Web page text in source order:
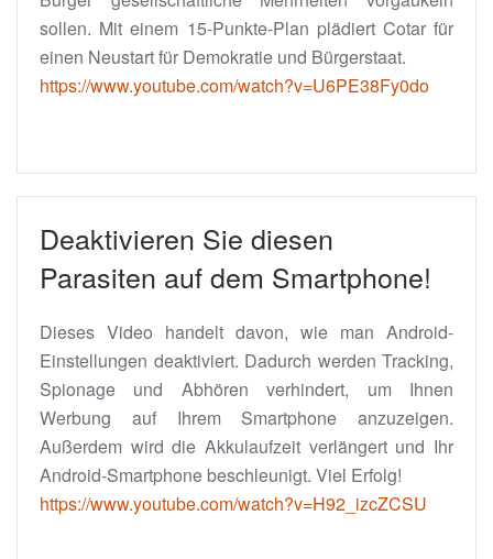
sollen. Mit einem 15-Punkte-Plan plädiert Cotar für
einen Neustart für Demokratie und Bürgerstaat.
https://www.youtube.com/watch?v=U6PE38Fy0do
Deaktivieren Sie diesen
Parasiten auf dem Smartphone!
Dieses Video handelt davon, wie man Android-
Einstellungen deaktiviert. Dadurch werden Tracking,
Spionage und Abhören verhindert, um Ihnen
Werbung auf Ihrem Smartphone anzuzeigen.
Außerdem wird die Akkulaufzeit verlängert und Ihr
Android-Smartphone beschleunigt. Viel Erfolg!
https://www.youtube.com/watch?v=H92_izcZCSU